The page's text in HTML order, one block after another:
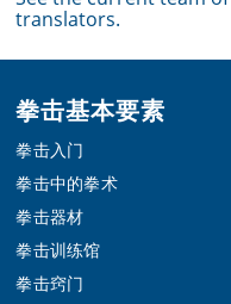
translators.
Footer
拳击基本要素
拳击入门
拳击中的拳术
拳击器材
拳击训练馆
拳击窍门